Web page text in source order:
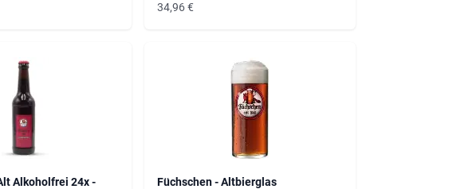
34,96€
Alkoholfrei 24x -
Füchschen - Altbierglas